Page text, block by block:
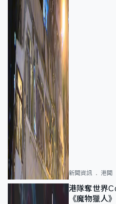
新聞資訊 港聞
港隊奪世界
《魔物獵人